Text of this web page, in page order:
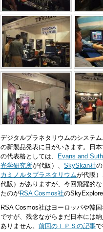
デジタルプラネタリウムのシステ
の新製品発表に目がいきます。日
の代表格としては、
Evans and
光学研究所が代販）、 SkySkan社
カミノルタプラネタリウムが代販）
代販）がありますが、今回飛躍的
たのがRSA Cosmos社の
RSA Cosmos社はヨーロッパや韓
ですが、残念ながらまだ日本には
ありません。 前回のＩＰＳの記事